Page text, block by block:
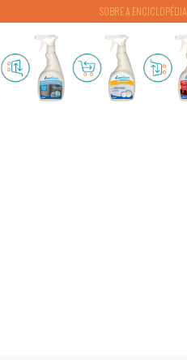
SOBRE A ENCICLOPÉDIA